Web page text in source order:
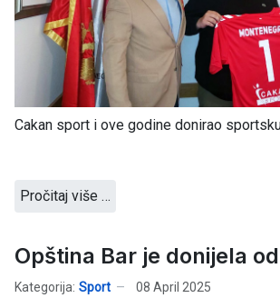
Cakan sport i ove godine donirao
Pročitaj više …
Opština Bar je donijela
Kategorija: Sport 08 April 2025